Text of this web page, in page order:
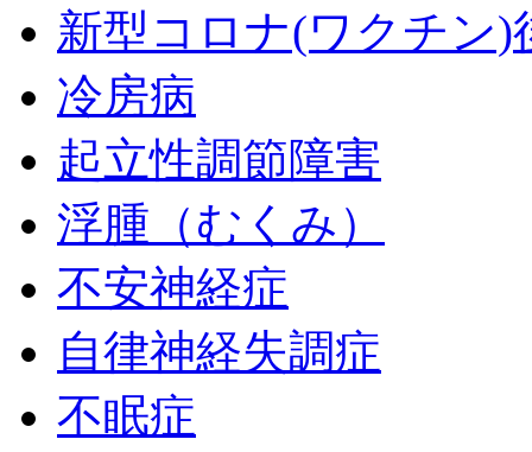
新型コロナ(ワクチン)
冷房病
起立性調節障害
浮腫（むくみ）
不安神経症
自律神経失調症
不眠症